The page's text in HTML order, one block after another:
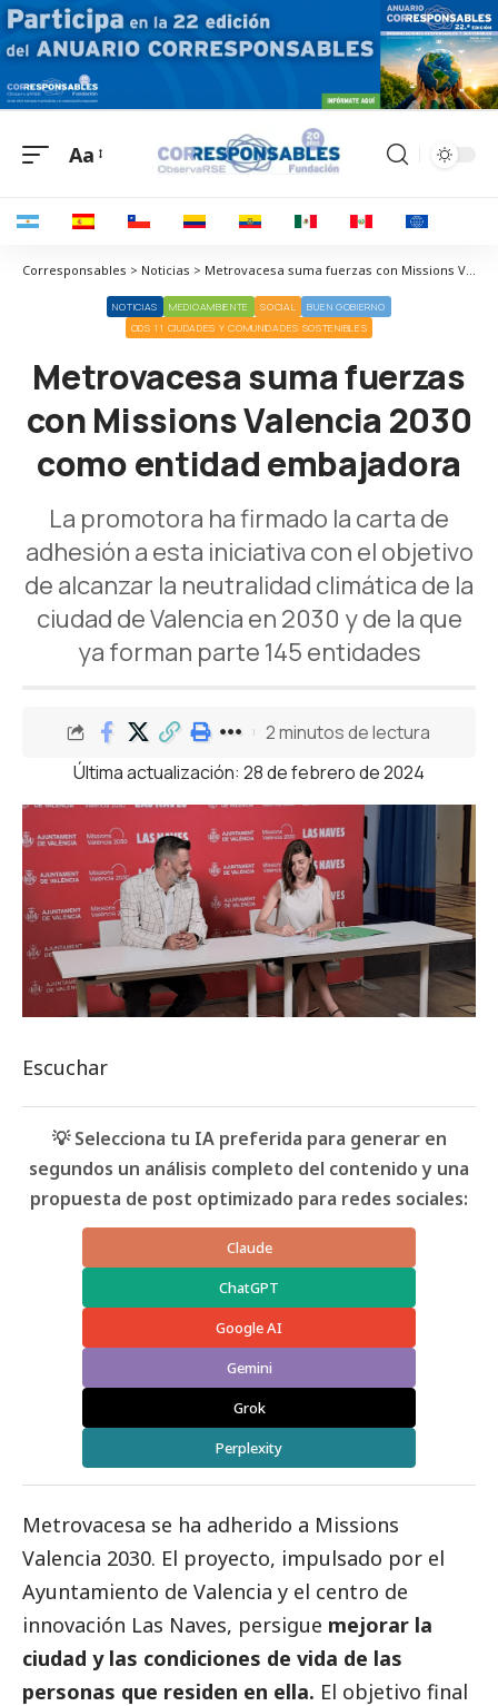
Aa
Corresponsables > Noticias > Metrovacesa suma fuerzas con Missions Valencia 2030 como entidad embajadora
NOTICIAS MEDIOAMBIENTE SOCIAL
BUEN GOBIERNO
ODS 11 CIUDADES Y COMUNIDADES SOSTENIBLES
Metrovacesa suma fuerzas
con Missions Valencia 2030
como entidad embajadora
La promotora ha firmado la carta de
adhesión a esta iniciativa con el objetivo
de alcanzar la neutralidad climática de la
ciudad de Valencia en 2030 y de la que
ya forman parte 145 entidades
Última actualización: 28 de febrero de 2024
2 minutos de lectura
Escuchar
💡 Selecciona tu IA preferida para generar en
segundos un análisis completo del contenido y una
propuesta de post optimizado para redes sociales:
Claude
ChatGPT
Google AI
Gemini
Grok
Perplexity
Metrovacesa se ha adherido a Missions
Valencia 2030. El proyecto, impulsado por el
Ayuntamiento de Valencia y el centro de
innovación Las Naves, persigue mejorar la
ciudad y las condiciones de vida de las
personas que residen en ella. El objetivo final